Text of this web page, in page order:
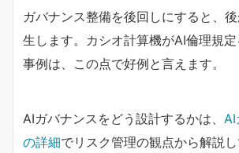
ガバナンス整備を後回しにすると、
生します。カシオ計算機がAI倫理規
事例は、この点で好例と言えます。
AIガバナンスをどう設計するかは、 AI
の詳細でリスク管理の観点から解説し